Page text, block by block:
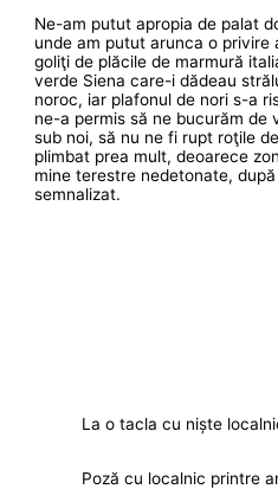
Ne-am putut apropia de palat
unde am putut arunca o privire
goliţi de plăcile de marmură
verde Siena care-i dădeau
noroc, iar plafonul de nori s-a
ne-a permis să ne bucurăm de
sub noi, să nu ne fi rupt roţile
plimbat prea mult, deoarece
mine terestre nedetonate,
semnalizat.
La o tacla cu niște
Poză cu localnic printre